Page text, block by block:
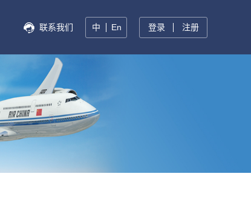
联系我们 中 En 登录 注册